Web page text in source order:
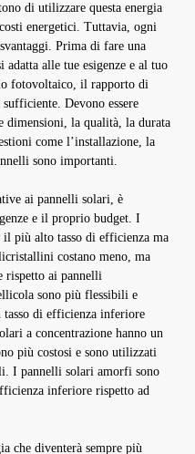
di utilizzare questa energia
energetici. Tuttavia, ogni
Prima di fare una
adatta alle tue esigenze e al tuo
fotovoltaico, il rapporto di
Devono essere
dimensioni, la qualità, la durata
come l’installazione, la
sono importanti.
ai pannelli solari, è
e il proprio budget. I
più alto tasso di efficienza ma
costano meno, ma
rispetto ai pannelli
sono più flessibili e
tasso di efficienza inferiore
a concentrazione hanno un
più costosi e sono utilizzati
I pannelli solari amorfi sono
inferiore rispetto ad
che diventerà sempre più